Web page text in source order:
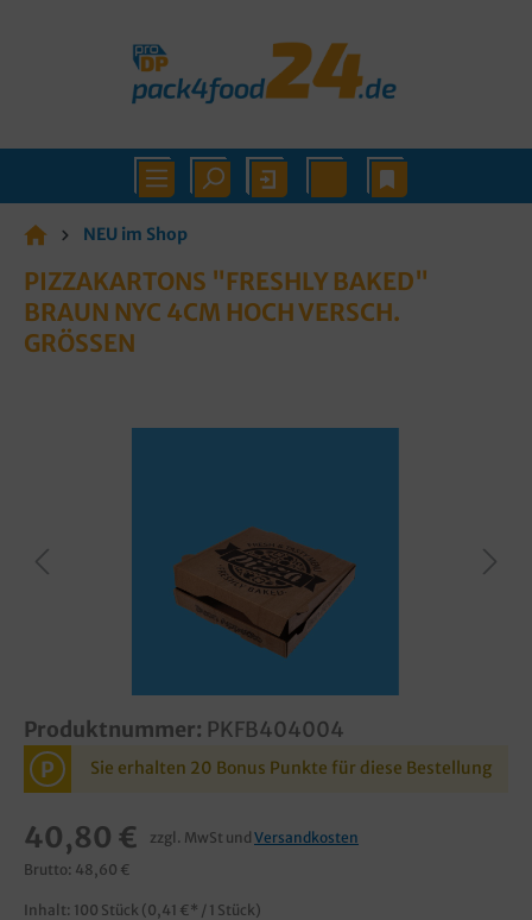
NEU im Shop
PIZZAKARTONS "FRESHLY BAKED"
BRAUN NYC 4CM HOCH VERSCH.
GRÖSSEN
Produktnummer: PKFB404004
P Sie erhalten 20 Bonus Punkte für diese Bestellung
40,80 € zzgl. MwSt und Versandkosten
Brutto: 48,60 €
Inhalt: 100 Stück (0,41 €* / 1 Stück)